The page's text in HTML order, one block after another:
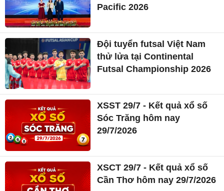
Pacific 2026
Đội tuyển futsal Việt Nam
thử lửa tại Continental
Futsal Championship 2026
XSST 29/7 - Kết quả xổ số
Sóc Trăng hôm nay
29/7/2026
XSCT 29/7 - Kết quả xổ số
Cần Thơ hôm nay 29/7/2026